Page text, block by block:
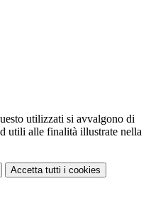
utilizzati si avvalgono di
utili alle finalità illustrate nella
Accetta tutti i cookies